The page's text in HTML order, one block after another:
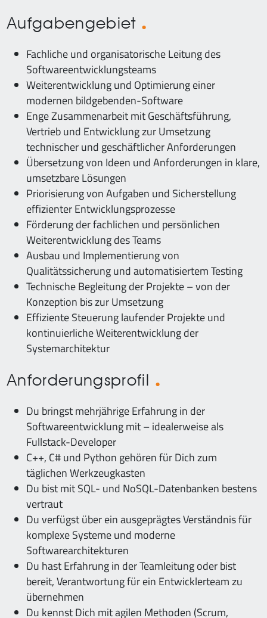
Aufgabengebiet
Fachliche und organisatorische Leitung des
Softwareentwicklungsteams
Weiterentwicklung und Optimierung einer
modernen bildgebenden-Software
Enge Zusammenarbeit mit Geschäftsführung,
Vertrieb und Entwicklung zur Umsetzung
technischer und geschäftlicher Anforderungen
Übersetzung von Ideen und Anforderungen in klare,
umsetzbare Lösungen
Priorisierung von Aufgaben und Sicherstellung
effizienter Entwicklungsprozesse
Förderung der fachlichen und persönlichen
Weiterentwicklung des Teams
Ausbau und Implementierung von
Qualitätssicherung und automatisiertem Testing
Technische Begleitung der Projekte – von der
Konzeption bis zur Umsetzung
Effiziente Steuerung laufender Projekte und
kontinuierliche Weiterentwicklung der
Systemarchitektur
Anforderungsprofil
Du bringst mehrjährige Erfahrung in der
Softwareentwicklung mit – idealerweise als
Fullstack-Developer
C++, C# und Python gehören für Dich zum
täglichen Werkzeugkasten
Du bist mit SQL- und NoSQL-Datenbanken bestens
vertraut
Du verfügst über ein ausgeprägtes Verständnis für
komplexe Systeme und moderne
Softwarearchitekturen
Du hast Erfahrung in der Teamleitung oder bist
bereit, Verantwortung für ein Entwicklerteam zu
übernehmen
Du kennst Dich mit agilen Methoden (Scrum,